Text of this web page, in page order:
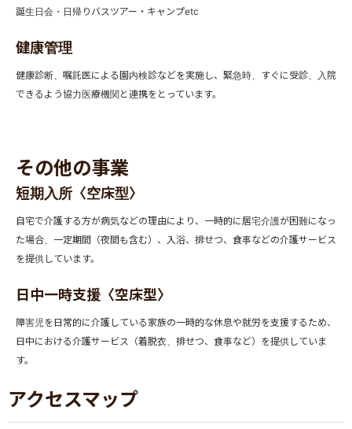
誕生日会・日帰りバスツアー・キャンプetc
健康管理
健康診断、嘱託医による園内検診などを実施し、緊急時、すぐに受診、入院
できるよう協力医療機関と連携をとっています。
その他の事業
短期入所〈空床型〉
自宅で介護する方が病気などの理由により、一時的に居宅介護が困難になっ
た場合、一定期間（夜間も含む）、入浴、排せつ、食事などの介護サービス
を提供しています。
日中一時支援〈空床型〉
障害児を日常的に介護している家族の一時的な休息や就労を支援するため、
日中における介護サービス（着脱衣、排せつ、食事など）を提供していま
す。
アクセスマップ